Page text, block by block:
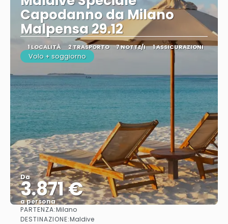
Capodanno da Milano
Malpensa 29.12
1 LOCALITÀ 2 TRASPORTO 7 NOTTE/I 1 ASSICURAZIONI
Volo + soggiorno
Da
3.871 €
a persona
PARTENZA:Milano
DESTINAZIONE:Maldive